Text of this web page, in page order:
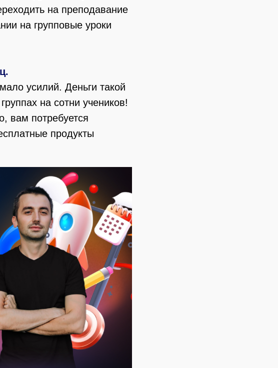
на преподавание
на групповые уроки
усилий. Деньги такой
на сотни учеников!
вам потребуется
продукты